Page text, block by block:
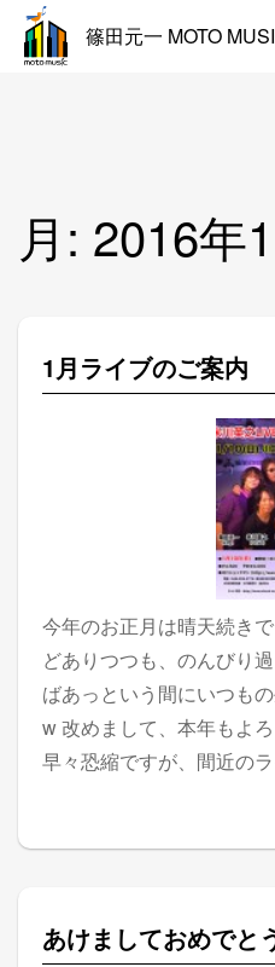
篠田元一 MOTO
月: 2016年
1月ライブのご案内
今年のお正月は晴天続き
どありつつも、のんびり
ばあっという間にいつも
w 改めまして、本年もよ
早々恐縮ですが、間近の
あけましておめでと